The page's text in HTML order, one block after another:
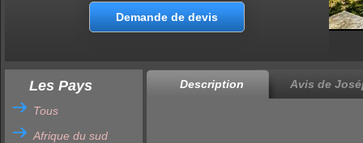
Demande de devis
Les Pays
Tous
Afrique du sud
Description Avis de